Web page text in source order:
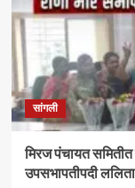
सत्तांतरानंतर
संजयकाकांचा
विरोधकांवर
निशाणा
सांगली
मिरज पंचायत समितीत
उपसभापतीपदी